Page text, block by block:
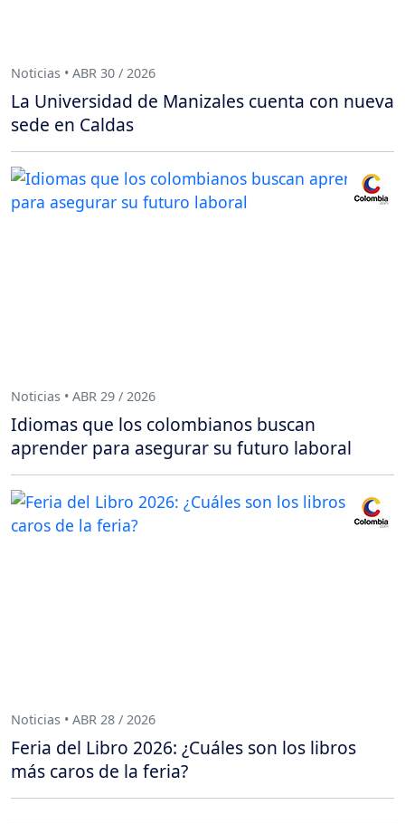
Noticias • ABR 30 / 2026
La Universidad de Manizales cuenta con nueva
sede en Caldas
Noticias • ABR 29 / 2026
Idiomas que los colombianos buscan
aprender para asegurar su futuro laboral
Noticias • ABR 28 / 2026
Feria del Libro 2026: ¿Cuáles son los libros
más caros de la feria?